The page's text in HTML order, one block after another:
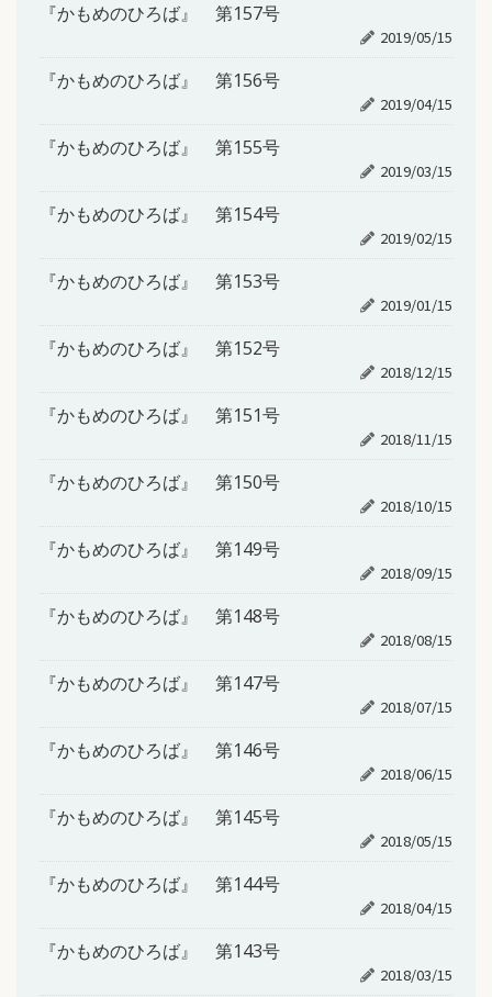
『かもめのひろば』 第157号
2019/05/15
『かもめのひろば』 第156号
2019/04/15
『かもめのひろば』 第155号
2019/03/15
『かもめのひろば』 第154号
2019/02/15
『かもめのひろば』 第153号
2019/01/15
『かもめのひろば』 第152号
2018/12/15
『かもめのひろば』 第151号
2018/11/15
『かもめのひろば』 第150号
2018/10/15
『かもめのひろば』 第149号
2018/09/15
『かもめのひろば』 第148号
2018/08/15
『かもめのひろば』 第147号
2018/07/15
『かもめのひろば』 第146号
2018/06/15
『かもめのひろば』 第145号
2018/05/15
『かもめのひろば』 第144号
2018/04/15
『かもめのひろば』 第143号
2018/03/15